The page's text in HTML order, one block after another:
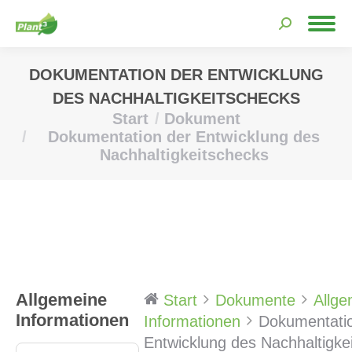
Search:
DOKUMENTATION DER ENTWICKLUNG
DES NACHHALTIGKEITSCHECKS
Sie befinden sich hier:
Start
Dokument
Dokumentation der Entwicklung des
Nachhaltigkeitschecks
Allgemeine
Informationen
Start Dokumente
Informationen
Entwicklung des